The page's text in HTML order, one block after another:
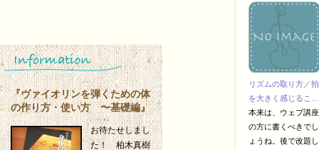
リズムの取り方／拍
を大きく感じるこ…
本来は、ウェブ講座
の方に書くべきでし
ょうね。後で改題し
『ヴァイオリンを弾くための体
の作り方・使い方 〜基礎編』
お待たせしまし
た！ 柏木真樹